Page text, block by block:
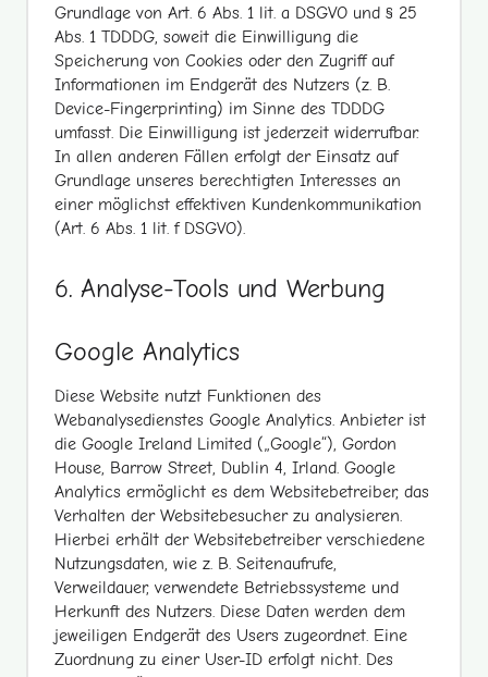
Grundlage von Art. 6 Abs. 1 lit. a DSGVO und § 25
Abs. 1 TDDDG, soweit die Einwilligung die
Speicherung von Cookies oder den Zugriff auf
Informationen im Endgerät des Nutzers (z. B.
Device-Fingerprinting) im Sinne des TDDDG
umfasst. Die Einwilligung ist jederzeit widerrufbar.
In allen anderen Fällen erfolgt der Einsatz auf
Grundlage unseres berechtigten Interesses an
einer möglichst effektiven Kundenkommunikation
(Art. 6 Abs. 1 lit. f DSGVO).
6. Analyse-Tools und Werbung
Google Analytics
Diese Website nutzt Funktionen des
Webanalysedienstes Google Analytics. Anbieter ist
die Google Ireland Limited („Google“), Gordon
House, Barrow Street, Dublin 4, Irland. Google
Analytics ermöglicht es dem Websitebetreiber, das
Verhalten der Websitebesucher zu analysieren.
Hierbei erhält der Websitebetreiber verschiedene
Nutzungsdaten, wie z. B. Seitenaufrufe,
Verweildauer, verwendete Betriebssysteme und
Herkunft des Nutzers. Diese Daten werden dem
jeweiligen Endgerät des Users zugeordnet. Eine
Zuordnung zu einer User-ID erfolgt nicht. Des